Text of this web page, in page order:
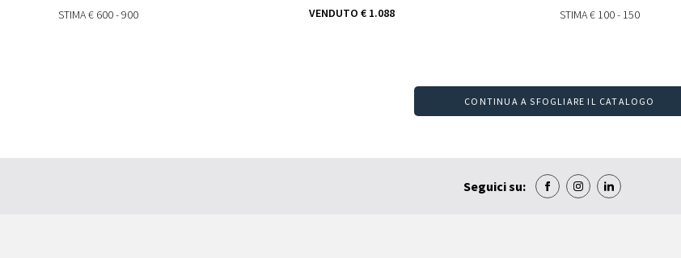
STIMA€ 600 - 900 VENDUTO € 1.088 STIMA€ 100 - 150
CONTINUA A SFOGLIARE IL CATALOGO
Seguici su: